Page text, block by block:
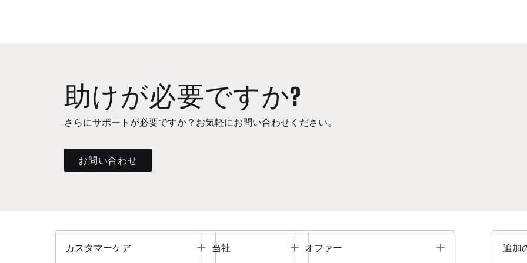
助けが必要ですか?
さらにサポートが必要ですか？お気軽にお問い合わせください。
お問い合わせ
カスタマーケア Toggle
当社 Toggle
オファー Toggle 追加